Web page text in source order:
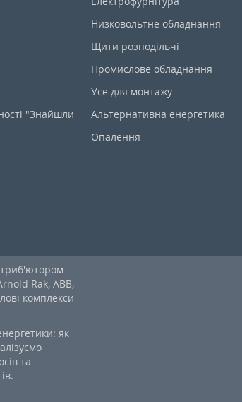
"Знайшли
Низковольтне обладнання
Щити розподільчі
Промислове обладнання
Усе для монтажу
Альтернативна енергетика
Опалення
Rak, ABB,
комплекси
як
та